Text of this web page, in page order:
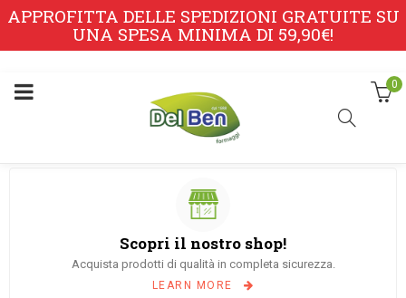
APPROFITTA DELLE SPEDIZIONI GRATUITE SU
UNA SPESA MINIMA DI 59,90€!
0
Scopri il nostro shop!
Acquista prodotti di qualità in completa sicurezza.
LEARN MORE